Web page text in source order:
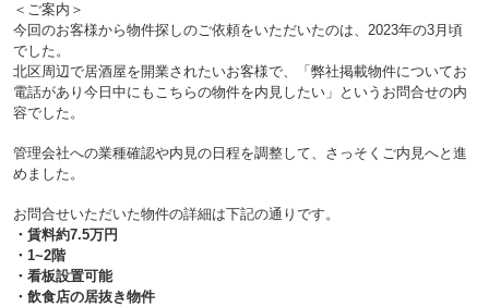
＜ご案内＞
今回のお客様から物件探しのご依頼をいただいたのは、2023年の3月頃
でした。
北区周辺で居酒屋を開業されたいお客様で、「弊社掲載物件についてお
電話があり今日中にもこちらの物件を内見したい」というお問合せの内
容でした。
管理会社への業種確認や内見の日程を調整して、さっそくご内見へと進
めました。
お問合せいただいた物件の詳細は下記の通りです。
・賃料約7.5万円
・1~2階
・看板設置可能
・飲食店の居抜き物件